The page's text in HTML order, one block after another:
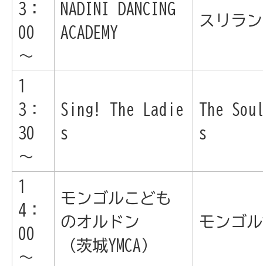
3：
00
～
NADINI DANCING
ACADEMY
スリラ
1
3：
30
～
Sing! The Ladie
s
The
s
1
4：
00
～
モンゴルこども
のオルドン
（茨城YMCA）
モンゴ